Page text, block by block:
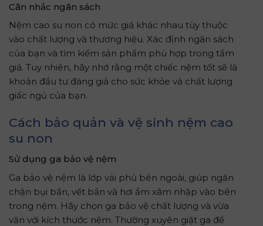
Cân nhắc ngân sách
Nệm cao su non có mức giá khác nhau tùy thuộc
vào chất lượng và thương hiệu. Xác định ngân sách
của bạn và tìm kiếm sản phẩm phù hợp trong tầm
giá. Tuy nhiên, hãy nhớ rằng một chiếc nệm tốt sẽ là
khoản đầu tư đáng giá cho sức khỏe và chất lượng
giấc ngủ của bạn.
Cách bảo quản và vệ sinh nệm cao
su non
Sử dụng ga bảo vệ nệm
Ga bảo vệ nệm là lớp vải phủ bên ngoài, giúp ngăn
chặn bụi bẩn, vết bẩn và hơi ẩm xâm nhập vào bên
trong nệm. Hãy chọn ga bảo vệ chất lượng và vừa
vặn với kích thước nệm. Thường xuyên giặt ga để